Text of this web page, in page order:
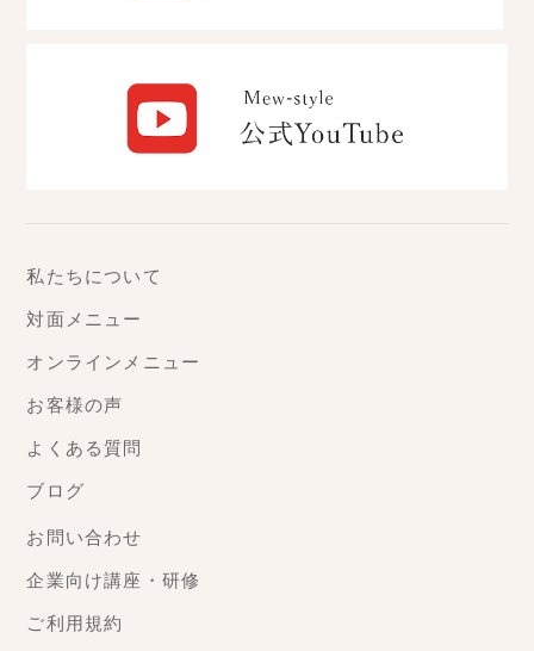
私たちについて
対面メニュー
オンラインメニュー
お客様の声
よくある質問
ブログ
お問い合わせ
企業向け講座・研修
ご利用規約